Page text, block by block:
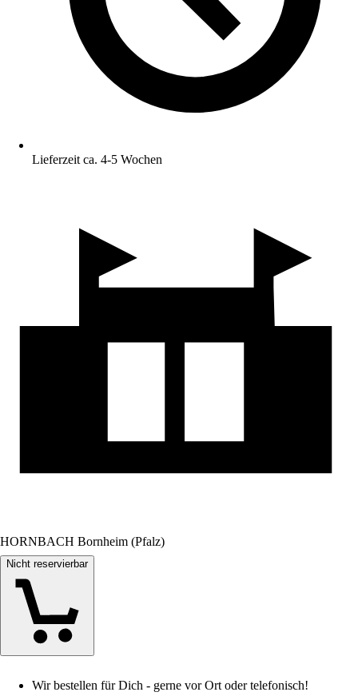
Lieferzeit ca. 4-5 Wochen
HORNBACH Bornheim (Pfalz)
Nicht reservierbar
Wir bestellen für Dich - gerne vor Ort oder telefonisch!